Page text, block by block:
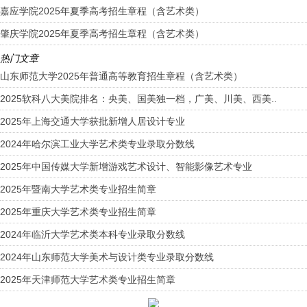
嘉应学院2025年夏季高考招生章程（含艺术类）
肇庆学院2025年夏季高考招生章程（含艺术类）
热门文章
山东师范大学2025年普通高等教育招生章程（含艺术类）
2025软科八大美院排名：央美、国美独一档，广美、川美、西美..
2025年上海交通大学获批新增人居设计专业
2024年哈尔滨工业大学艺术类专业录取分数线
2025年中国传媒大学新增游戏艺术设计、智能影像艺术专业
2025年暨南大学艺术类专业招生简章
2025年重庆大学艺术类专业招生简章
2024年临沂大学艺术类本科专业录取分数线
2024年山东师范大学美术与设计类专业录取分数线
2025年天津师范大学艺术类专业招生简章